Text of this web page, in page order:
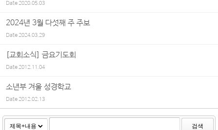
Date2020.05.03
2024년 3월 다섯째 주 주보
Date2024.03.29
[교회소식] 금요기도회
Date2012.11.04
소년부 겨울 성경학교
Date2012.02.13
검색